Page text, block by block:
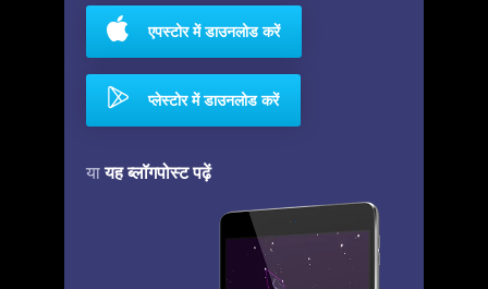
एपस्टोर में डाउनलोड करें
प्लेस्टोर में डाउनलोड करें
यायह ब्लॉगपोस्ट पढ़ें